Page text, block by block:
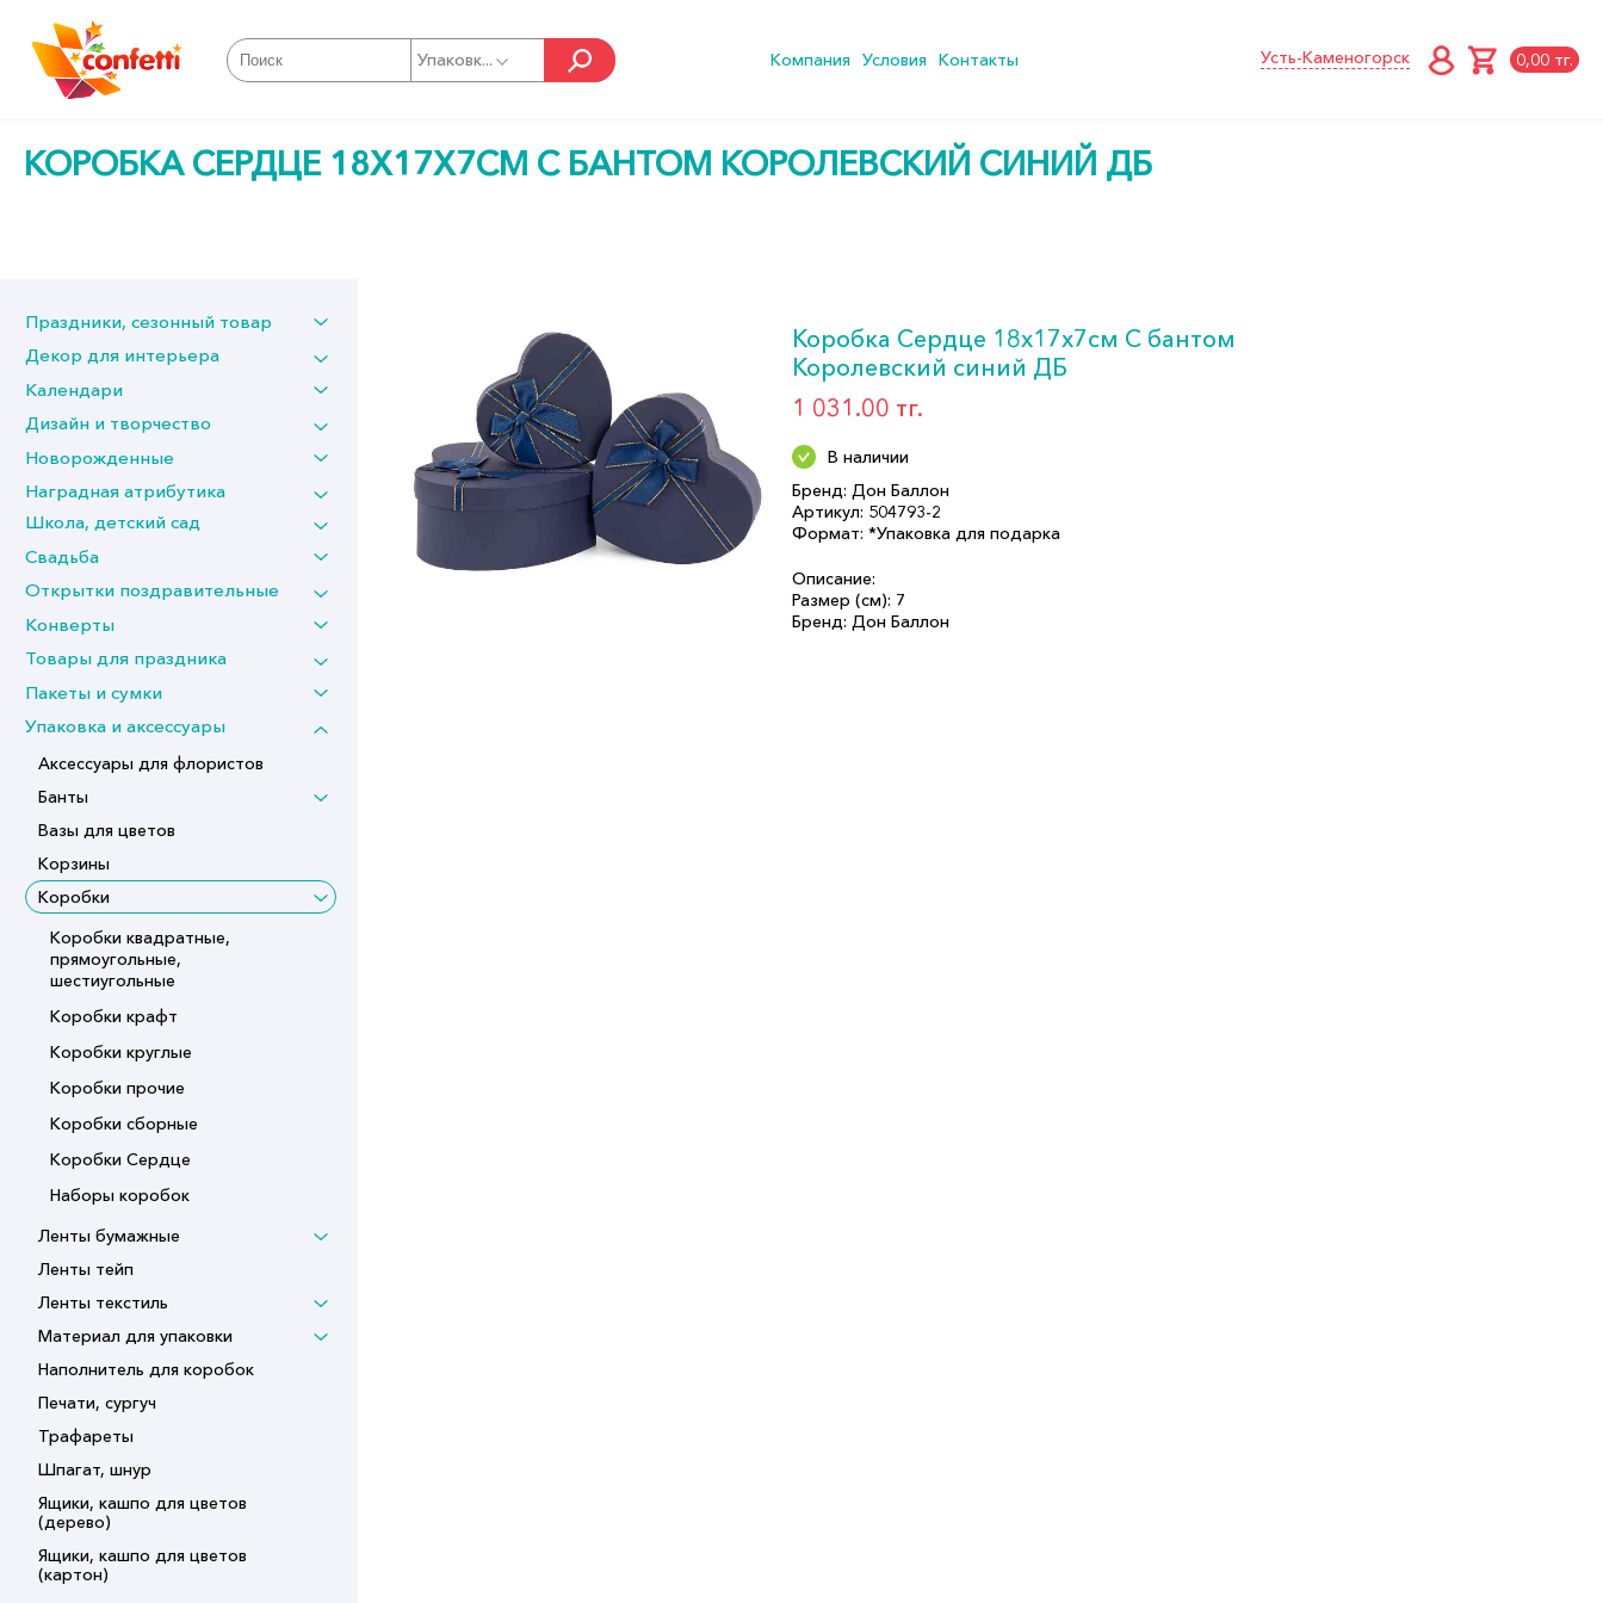
Упаковк... Компания Условия Контакты Усть-Каменогорск 0,00 тг.
КОРОБКА СЕРДЦЕ 18Х17Х7СМ С БАНТОМ КОРОЛЕВСКИЙ СИНИЙ ДБ
Праздники, сезонный товар
Декор для интерьера
Календари
Дизайн и творчество
Новорожденные
Наградная атрибутика
Школа, детский сад
Свадьба
Открытки поздравительные
Конверты
Товары для праздника
Пакеты и сумки
Упаковка и аксессуары
Аксессуары для флористов
Банты
Вазы для цветов
Корзины
Коробки
Коробки квадратные,
прямоугольные,
шестиугольные
Коробки крафт
Коробки круглые
Коробки прочие
Коробки сборные
Коробки Сердце
Наборы коробок
Ленты бумажные
Ленты тейп
Ленты текстиль
Материал для упаковки
Наполнитель для коробок
Печати, сургуч
Трафареты
Шпагат, шнур
Ящики, кашпо для цветов
(дерево)
Ящики, кашпо для цветов
(картон)
Коробка Сердце 18х17х7см С бантом
Королевский синий ДБ
1 031.00 тг.
В наличии
Бренд: Дон Баллон
Артикул: 504793-2
Формат: *Упаковка для подарка
Описание:
Размер (см): 7
Бренд: Дон Баллон